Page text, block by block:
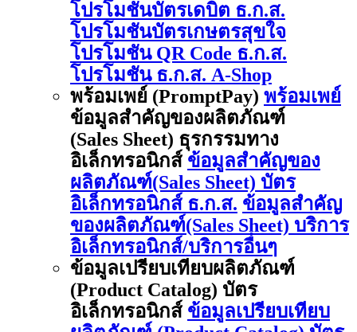
โปรโมชันบัตรเดบิต ธ.ก.ส.
โปรโมชันบัตรเกษตรสุขใจ
โปรโมชัน QR Code ธ.ก.ส.
โปรโมชัน ธ.ก.ส. A-Shop
พร้อมเพย์ (PromptPay) พร้อมเพย์
ข้อมูลสำคัญของผลิตภัณฑ์
(Sales Sheet) ธุรกรรมทาง
อิเล็กทรอนิกส์ ข้อมูลสำคัญของ
ผลิตภัณฑ์(Sales Sheet) บัตร
อิเล็กทรอนิกส์ ธ.ก.ส. ข้อมูลสำคัญ
ของผลิตภัณฑ์(Sales Sheet) บริการ
อิเล็กทรอนิกส์/บริการอื่นๆ
ข้อมูลเปรียบเทียบผลิตภัณฑ์
(Product Catalog) บัตร
อิเล็กทรอนิกส์ ข้อมูลเปรียบเทียบ